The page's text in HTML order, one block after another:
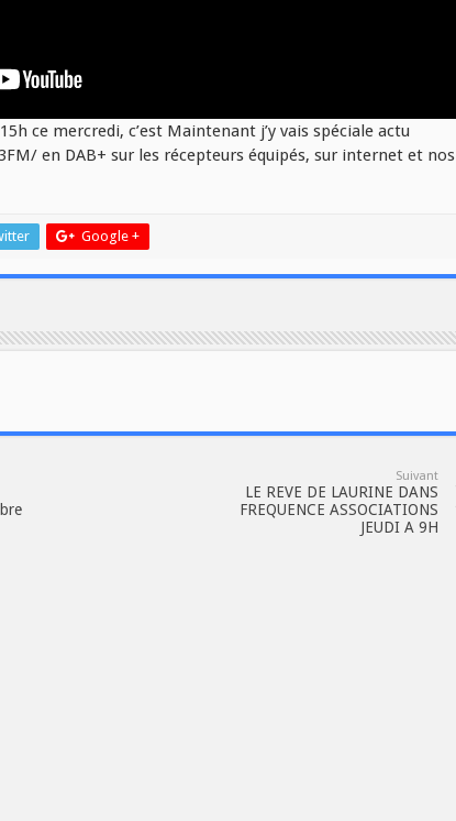
ce mercredi, c’est Maintenant j’y vais spéciale actu
en DAB+ sur les récepteurs équipés, sur internet et nos
Google +
Suivant
LE REVE DE LAURINE DANS
FREQUENCE ASSOCIATIONS
JEUDI A 9H